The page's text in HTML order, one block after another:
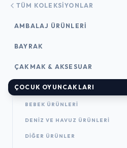
TÜM KOLEKSIYONLAR
AMBALAJ ÜRÜNLERI
BAYRAK
ÇAKMAK & AKSESUAR
ÇOCUK OYUNCAKLARI
BEBEK ÜRÜNLERI
DENIZ VE HAVUZ ÜRÜNLERI
DIĞER ÜRÜNLER